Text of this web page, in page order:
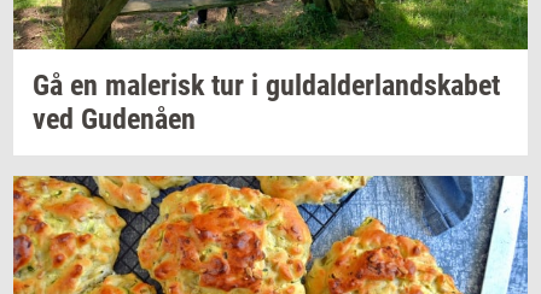
Gå en ma­le­risktur i gul­dal­der­land­ska­bet
ved Gu­denå­en